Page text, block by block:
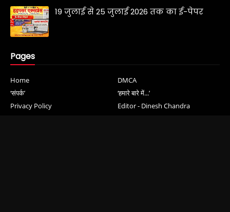
19 जुलाई से 25 जुलाई 2026 तक का ई-पेपर
Pages
Home
DMCA
‘संपर्क’
‘हमारे बारे में...’
Privacy Policy
Editor - Dinesh Chandra